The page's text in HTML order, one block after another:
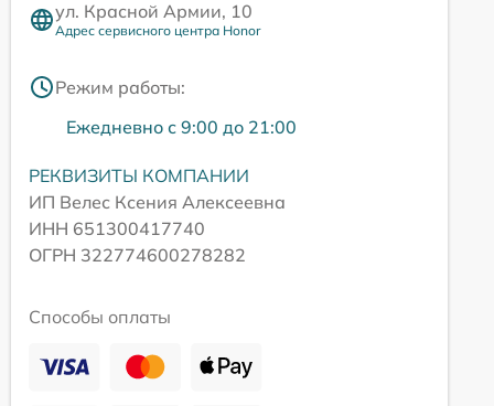
ул. Красной Армии, 10
Адрес сервисного центра Honor
Режим работы:
Ежедневно с 9:00 до 21:00
РЕКВИЗИТЫ КОМПАНИИ
ИП Велес Ксения Алексеевна
ИНН 651300417740
ОГРН 322774600278282
Способы оплаты